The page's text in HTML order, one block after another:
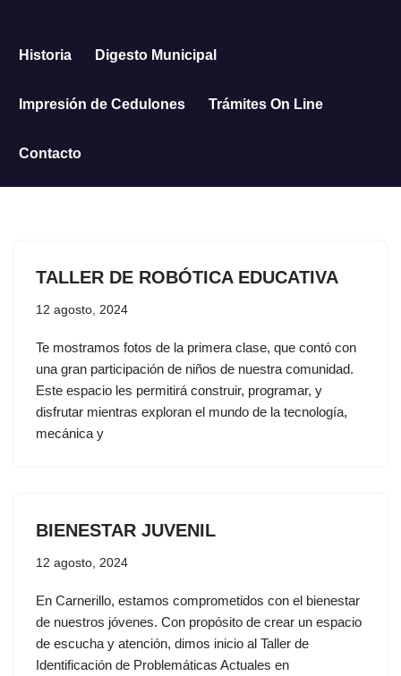
Saltar
Historia Digesto Municipal
Impresión de Cedulones Trámites On Line
Contacto
TALLER DE ROBÓTICA EDUCATIVA
12 agosto, 2024
Te mostramos fotos de la primera clase, que contó con
una gran participación de niños de nuestra comunidad.
Este espacio les permitirá construir, programar, y
disfrutar mientras exploran el mundo de la tecnología,
mecánica y
BIENESTAR JUVENIL
12 agosto, 2024
En Carnerillo, estamos comprometidos con el bienestar
de nuestros jóvenes. Con propósito de crear un espacio
de escucha y atención, dimos inicio al Taller de
Identificación de Problemáticas Actuales en